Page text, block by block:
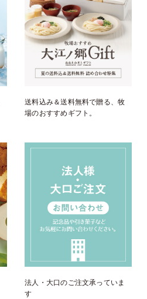
送料込み＆送料無料で贈る、牧
場のおすすめギフト。
法人・大口のご注文承っていま
す